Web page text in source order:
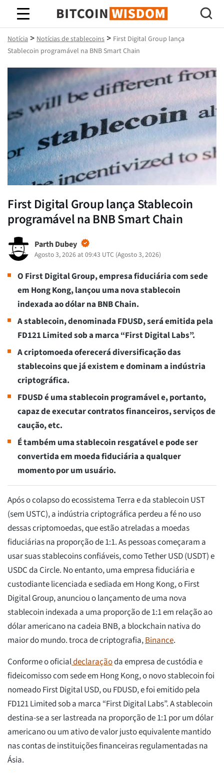
Sabedoria do Bitcoin
Notícia > Notícias de stablecoins > First Digital Group lança
Stablecoin programável na BNB Smart Chain
First Digital Group lança Stablecoin
programável na BNB Smart Chain
Parth Dubey
Agosto 3, 2026 at 09:43 UTC (Agosto 3, 2026)
O First Digital Group, empresa fiduciária com sede
em Hong Kong, lançou uma nova stablecoin
indexada ao dólar na BNB Chain.
A stablecoin, denominada FDUSD, será emitida pela
FD121 Limited sob a marca “First Digital Labs”.
A criptomoeda oferecerá diversificação das
stablecoins que já existem e dominam a indústria
criptográfica.
FDUSD é uma stablecoin programável e, portanto,
capaz de executar contratos financeiros, serviços de
caução, etc.
É também uma stablecoin resgatável e pode ser
convertida em moeda fiduciária a qualquer
momento por um usuário.
Após o colapso do ecossistema Terra e da stablecoin UST
(sem USTC), a indústria criptográfica perdeu a fé no uso
dessas criptomoedas, que estão atreladas a moedas
fiduciárias na proporção de 1:1. As pessoas começaram a
usar suas stablecoins confiáveis, como Tether USD (USDT) e
USDC da Circle. No entanto, uma empresa fiduciária e
custodiante licenciada e sediada em Hong Kong, o First
Digital Group, anunciou o lançamento de uma nova
stablecoin indexada a uma proporção de 1:1 em relação ao
dólar americano na cadeia BNB, a blockchain nativa do
maior do mundo. troca de criptografia,Binance.
Conforme o oficialdeclaraçãoda empresa de custódia e
fideicomisso com sede em Hong Kong, o novo stablecoin foi
nomeado First Digital USD, ou FDUSD, e foi emitido pela
FD121 Limited sob a marca “First Digital Labs”. A stablecoin
destina-se a ser lastreada na proporção de 1:1 por um dólar
americano ou um ativo de valor justo equivalente mantido
nas contas de instituições financeiras regulamentadas na
Ásia.